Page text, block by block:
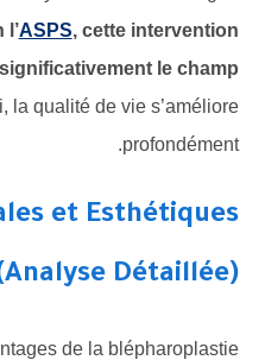
l’ASPS, cette intervention
le champ
la qualité de vie s’améliore
profondément.
et Esthétiques
Détaillée)
de la blépharoplastie